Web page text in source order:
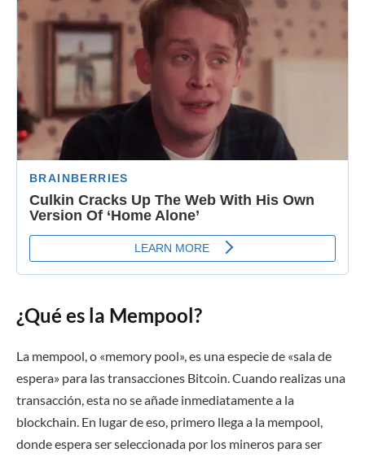
¿Qué es la Mempool?
La mempool, o «memory pool», es una especie de «sala de
espera» para las transacciones Bitcoin. Cuando realizas una
transacción, esta no se añade inmediatamente a la
blockchain. En lugar de eso, primero llega a la mempool,
donde espera ser seleccionada por los mineros para ser